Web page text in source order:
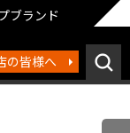
ブランド
の皆様へ